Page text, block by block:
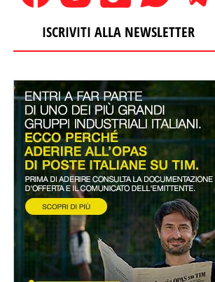
ISCRIVITI ALLA NEWSLETTER